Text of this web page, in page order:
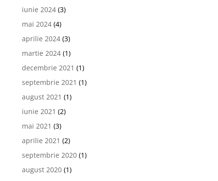
iunie 2024(3)
mai 2024(4)
aprilie 2024(3)
martie 2024(1)
decembrie 2021 (1)
septembrie 2021 (1)
august 2021 (1)
iunie 2021 (2)
mai 2021 (3)
aprilie 2021 (2)
septembrie 2020(1)
august 2020(1)